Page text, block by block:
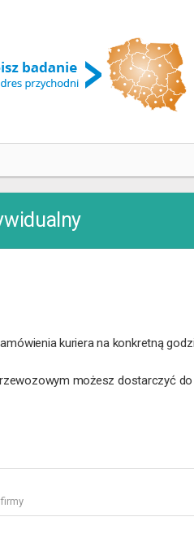
kuriera na konkretną
możesz dostarczyć do